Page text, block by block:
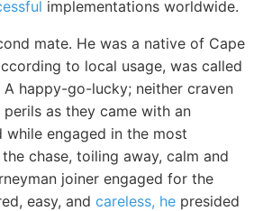
implementations worldwide.
mate. He was a native of Cape
to local usage, was called
happy-go-lucky; neither craven
as they came with an
while engaged in the most
chase, toiling away, calm and
joiner engaged for the
easy, and careless, he presided